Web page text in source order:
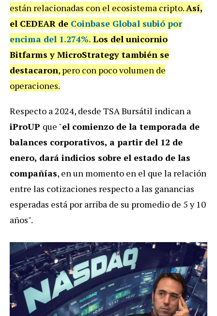
están relacionadas con el ecosistema cripto.Así,
el CEDEAR de Coinbase Global subió por
encima del 1.274%. Los del unicornio
Bitfarms y MicroStrategy también se
destacaron, pero con poco volumen de
operaciones.
Respecto a 2024, desde TSA Bursátil indican a
iProUP que "el comienzo de la temporada de
balances corporativos, a partir del 12 de
enero, dará indicios sobre el estado de las
compañías, en un momento en el que la relación
entre las cotizaciones respecto a las ganancias
esperadas está por arriba de su promedio de 5 y 10
años".